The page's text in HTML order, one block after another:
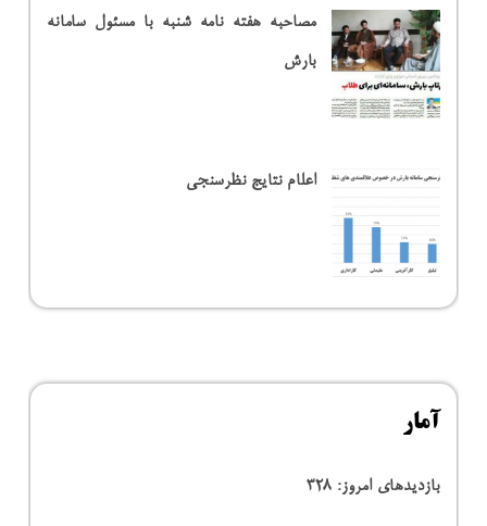
مصاحبه هفته نامه شنبه با مسئول سامانه
بارش
اعلام نتایج نظرسنجی
آمار
بازدیدهای امروز: 328